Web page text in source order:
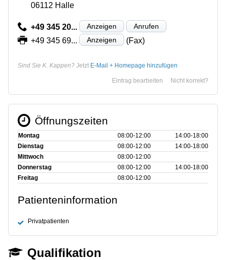
06112 Halle
+49 345 20... Anzeigen Anrufen
+49 345 69... Anzeigen (Fax)
Sind Sie K. Kappen? Jetzt E-Mail + Homepage hinzufügen
Nicht korrekt?
Eintrag bearbeiten
Öffnungszeiten
Montag 08:00‑12:00
14:00‑18:00
Dienstag
08:00‑12:00
14:00‑18:00
Mittwoch
08:00‑12:00
Donnerstag
08:00‑12:00
14:00‑18:00
Freitag
08:00‑12:00
Patienteninformation
Privatpatienten
Qualifikation